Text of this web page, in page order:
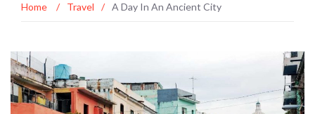
Home / Travel / A Day In An Ancient City